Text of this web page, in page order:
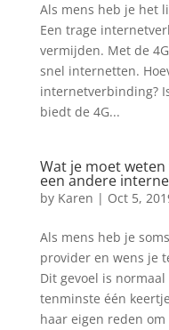
Als mens heb je het
Een trage
vermijden. Met de
snel internetten.
internetverbinding?
biedt de 4G...
Wat je moet
een andere
by Karen | Oct 5,
Als mens heb je
provider en wens je
Dit gevoel is
tenminste één
haar eigen reden